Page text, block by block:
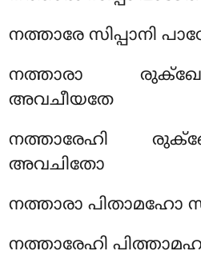
നത്താരേ സിപ്പാനി
നത്താരാ
അവചീയതേ
നത്താരേഹി
അവചിതോ
നത്താരാ പിതാമഹോ
നത്താരേഹി